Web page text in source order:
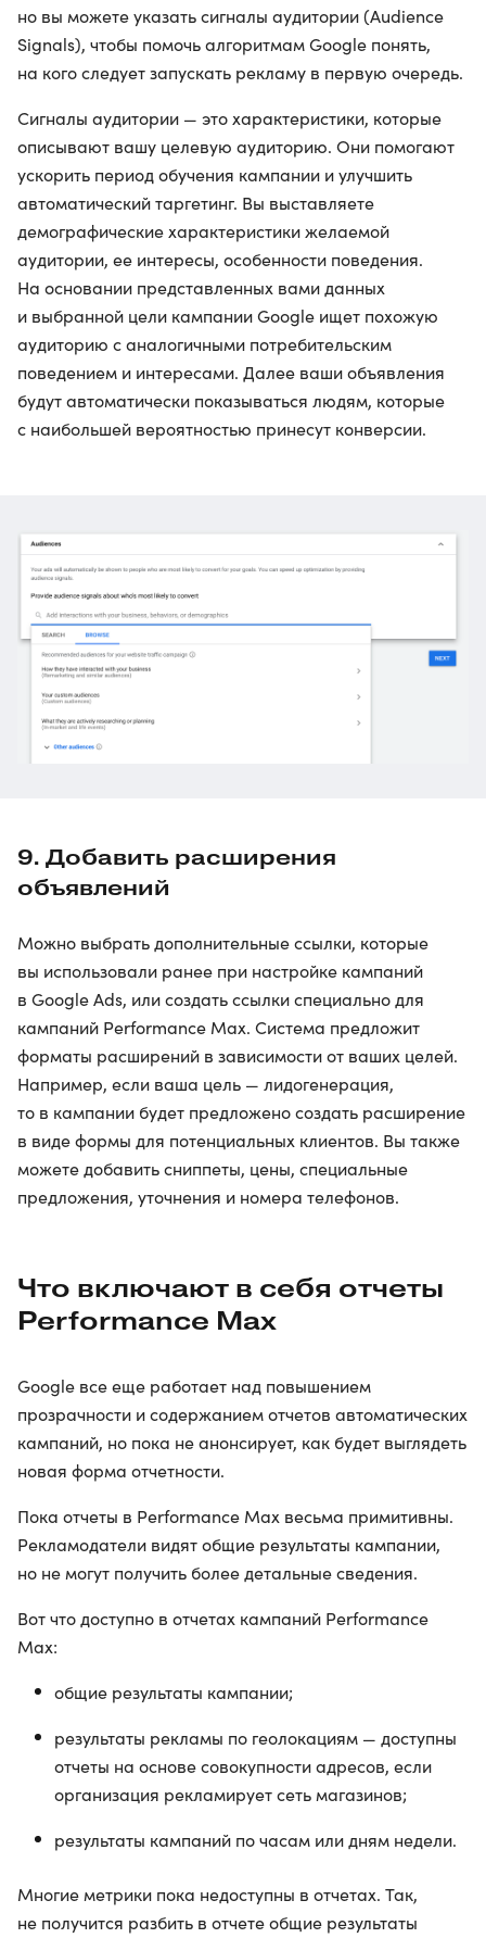
но вы можете указать сигналы аудитории (Audience
Signals), чтобы помочь алгоритмам Google понять,
на кого следует запускать рекламу в первую очередь.
Сигналы аудитории — это характеристики, которые
описывают вашу целевую аудиторию. Они помогают
ускорить период обучения кампании и улучшить
автоматический таргетинг. Вы выставляете
демографические характеристики желаемой
аудитории, ее интересы, особенности поведения.
На основании представленных вами данных
и выбранной цели кампании Google ищет похожую
аудиторию с аналогичными потребительским
поведением и интересами. Далее ваши объявления
будут автоматически показываться людям, которые
с наибольшей вероятностью принесут конверсии.
9. Добавить расширения
объявлений
Можно выбрать дополнительные ссылки, которые
вы использовали ранее при настройке кампаний
в Google Ads, или создать ссылки специально для
кампаний Performance Max. Система предложит
форматы расширений в зависимости от ваших целей.
Например, если ваша цель — лидогенерация,
то в кампании будет предложено создать расширение
в виде формы для потенциальных клиентов. Вы также
можете добавить сниппеты, цены, специальные
предложения, уточнения и номера телефонов.
Что включают в себя отчеты
Performance Max
Google все еще работает над повышением
прозрачности и содержанием отчетов автоматических
кампаний, но пока не анонсирует, как будет выглядеть
новая форма отчетности.
Пока отчеты в Performance Max весьма примитивны.
Рекламодатели видят общие результаты кампании,
но не могут получить более детальные сведения.
Вот что доступно в отчетах кампаний Performance
Max:
общие результаты кампании;
результаты рекламы по геолокациям — доступны
отчеты на основе совокупности адресов, если
организация рекламирует сеть магазинов;
результаты кампаний по часам или дням недели.
Многие метрики пока недоступны в отчетах. Так,
не получится разбить в отчете общие результаты